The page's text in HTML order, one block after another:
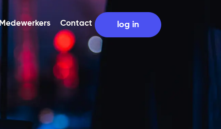
Medewerkers Contact log in